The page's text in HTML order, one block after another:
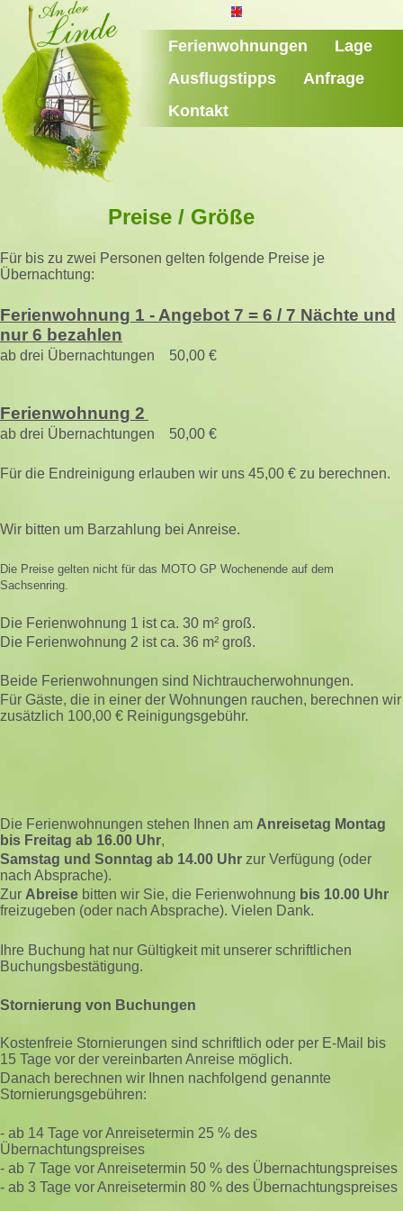
Ferienwohnungen
Lage
Ausflugstipps
Anfrage
Kontakt
Preise / Größe
Für bis zu zwei Personen gelten folgende Preise je
Übernachtung:
Ferienwohnung 1 - Angebot 7 = 6 / 7 Nächte und
nur 6 bezahlen
ab drei Übernachtungen 50,00 €
Ferienwohnung 2
ab drei Übernachtungen 50,00 €
Für die Endreinigung erlauben wir uns 45,00 € zu berechnen.
Wir bitten um Barzahlung bei Anreise.
Die Preise gelten nicht für das MOTO GP Wochenende auf dem
Sachsenring.
Die Ferienwohnung 1 ist ca. 30 m² groß.
Die Ferienwohnung 2 ist ca. 36 m² groß.
Beide Ferienwohnungen sind Nichtraucherwohnungen.
Für Gäste, die in einer der Wohnungen rauchen, berechnen wir
zusätzlich 100,00 € Reinigungsgebühr.
Die Ferienwohnungen stehen Ihnen am Anreisetag Montag
bis Freitag ab 16.00 Uhr,
Samstag und Sonntag ab 14.00 Uhr zur Verfügung (oder
nach Absprache).
Zur Abreise bitten wir Sie, die Ferienwohnung bis 10.00 Uhr
freizugeben (oder nach Absprache). Vielen Dank.
Ihre Buchung hat nur Gültigkeit mit unserer schriftlichen
Buchungsbestätigung.
Stornierung von Buchungen
Kostenfreie Stornierungen sind schriftlich oder per E-Mail bis
15 Tage vor der vereinbarten Anreise möglich.
Danach berechnen wir Ihnen nachfolgend genannte
Stornierungsgebühren:
- ab 14 Tage vor Anreisetermin 25 % des
Übernachtungspreises
- ab 7 Tage vor Anreisetermin 50 % des Übernachtungspreises
- ab 3 Tage vor Anreisetermin 80 % des Übernachtungspreises